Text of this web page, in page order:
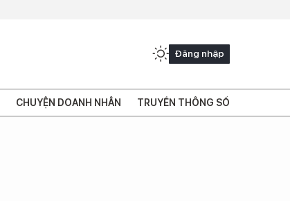
Đăng nhập
CHUYỆN DOANH NHÂN TRUYỀN THÔNG SỐ